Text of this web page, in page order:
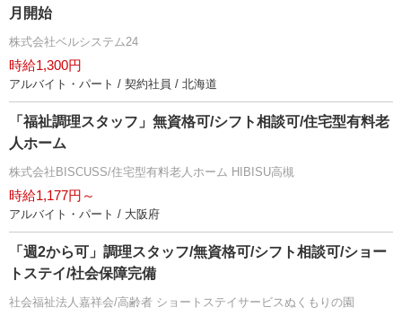
月開始
株式会社ベルシステム24
時給1,300円
アルバイト・パート / 契約社員 / 北海道
「福祉調理スタッフ」無資格可/シフト相談可/住宅型有料老
人ホーム
株式会社BISCUSS/住宅型有料老人ホーム HIBISU高槻
時給1,177円～
アルバイト・パート / 大阪府
「週2から可」調理スタッフ/無資格可/シフト相談可/ショー
トステイ/社会保障完備
社会福祉法人嘉祥会/高齢者 ショートステイサービスぬくもりの園